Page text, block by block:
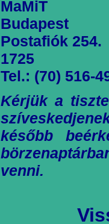
MaMiT
Budapest
Postafiók 254.
1725
Tel.: (70) 516-
Kérjük a
később
venni.